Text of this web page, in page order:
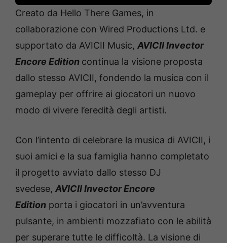
Creato da Hello There Games, in
collaborazione con Wired Productions Ltd. e
supportato da AVICII Music, AVICII Invector
Encore Edition continua la visione proposta
dallo stesso AVICII, fondendo la musica con il
gameplay per offrire ai giocatori un nuovo
modo di vivere l’eredità degli artisti.
Con l’intento di celebrare la musica di AVICII, i
suoi amici e la sua famiglia hanno completato
il progetto avviato dallo stesso DJ
svedese, AVICII Invector Encore
Edition porta i giocatori in un’avventura
pulsante, in ambienti mozzafiato con le abilità
per superare tutte le difficoltà. La visione di